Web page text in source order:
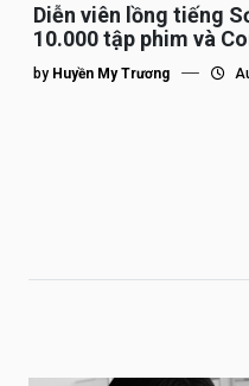
Diễn viên lồng tiếng
10.000 tập phim và
nhất”
by Huyền My Trương